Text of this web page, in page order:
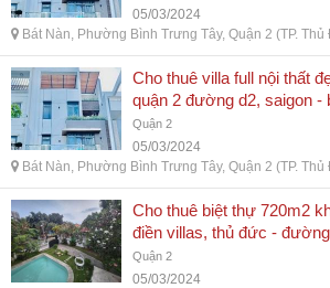
05/03/2024
Bát Nàn, Phường Bình Trưng Tây, Quận 2 (TP. Thủ
Cho thuê villa full nội thất
quận 2 đường d2, saigon -
trưng tây, quận 2 (tp. thủ
Quận 2
05/03/2024
Bát Nàn, Phường Bình Trưng Tây, Quận 2 (TP. Thủ
Cho thuê biệt thự 720m2
điền villas, thủ đức -
điền, quận 2 (tp. thủ đức),
Quận 2
05/03/2024